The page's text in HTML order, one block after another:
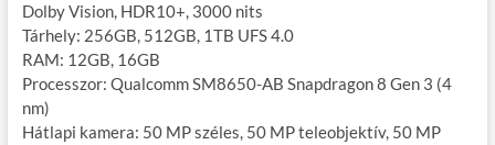
Dolby Vision, HDR10+, 3000 nits
Tárhely: 256GB, 512GB, 1TB UFS 4.0
RAM: 12GB, 16GB
Processzor: Qualcomm SM8650-AB Snapdragon 8 Gen 3 (4
nm)
Hátlapi kamera: 50 MP széles, 50 MP teleobjektív, 50 MP